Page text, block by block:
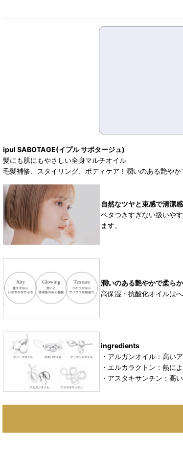
ipul SABOTAGE(イプル サボタージュ)
髪にも肌にもやさしい全身マルチオイル
毛髪補修、スタイリング、ボディケア！潤いのある艶やか
自然なツヤと束感で清潔
ベタつきすぎない扱いや
ます。
潤いのある艶やかで柔ら
高保湿・抗酸化オイルは
ingredients
・アルガンオイル：高い
・エルカラクトン：熱に
・アスタキサンチン：高